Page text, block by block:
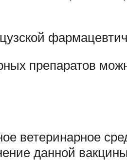
препаратов
ветеринарное
данной